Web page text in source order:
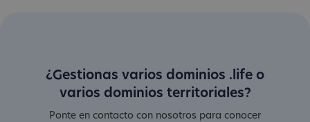
¿Gestionas varios dominios .life o
varios dominios territoriales?
Ponte en contacto con nosotros para conocer